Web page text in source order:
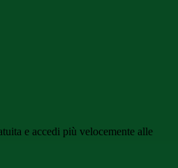
e accedi più velocemente alle